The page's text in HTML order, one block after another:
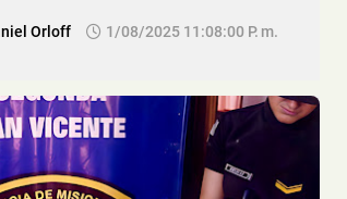
Orloff 1/08/2025 11:08:00 P. M.